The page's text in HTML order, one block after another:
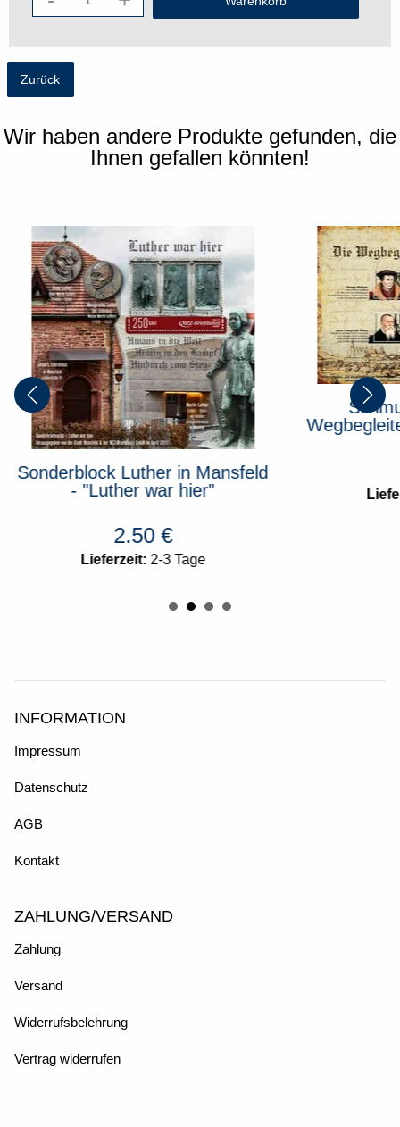
Zurück
Wir haben andere Produkte gefunden, die
Ihnen gefallen könnten!
Sonderblock Luther in Mansfeld
- "Luther war hier"
2.50 €
Lieferzeit: 2-3 Tage
INFORMATION
Impressum
Datenschutz
AGB
Kontakt
ZAHLUNG/VERSAND
Zahlung
Versand
Widerrufsbelehrung
Vertrag widerrufen